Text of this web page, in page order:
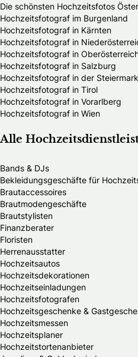
Die schönsten Hochzeitsfotos
Hochzeitsfotograf im Burgenland
Hochzeitsfotograf in Kärnten
Hochzeitsfotograf in
Hochzeitsfotograf in
Hochzeitsfotograf in Salzburg
Hochzeitsfotograf in der Steiermark
Hochzeitsfotograf in Tirol
Hochzeitsfotograf in Vorarlberg
Hochzeitsfotograf in Wien
Alle
Bands & DJs
Bekleidungsgeschäfte für
Brautaccessoires
Brautmodengeschäfte
Brautstylisten
Finanzberater
Floristen
Herrenausstatter
Hochzeitsautos
Hochzeitsdekorationen
Hochzeitseinladungen
Hochzeitsfotografen
Hochzeitsgeschenke &
Hochzeitsmessen
Hochzeitsplaner
Hochzeitstortenanbieter